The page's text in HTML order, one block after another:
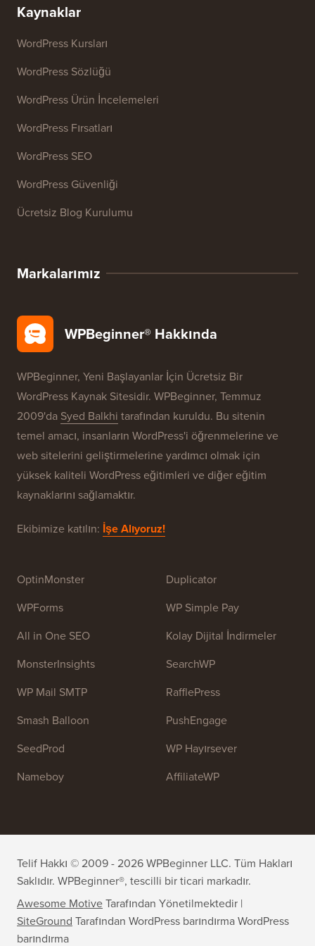
Kaynaklar
WordPress Kursları
WordPress Sözlüğü
WordPress Ürün İncelemeleri
WordPress Fırsatları
WordPress SEO
WordPress Güvenliği
Ücretsiz Blog Kurulumu
Markalarımız
WPBeginner® Hakkında
WPBeginner, Yeni Başlayanlar İçin Ücretsiz Bir
WordPress Kaynak Sitesidir. WPBeginner, Temmuz
2009'da Syed Balkhi tarafından kuruldu. Bu sitenin
temel amacı, insanların WordPress'i öğrenmelerine ve
web sitelerini geliştirmelerine yardımcı olmak için
yüksek kaliteli WordPress eğitimleri ve diğer eğitim
kaynaklarını sağlamaktır.
Ekibimize katılın: İşe Alıyoruz!
OptinMonster
WPForms
All in One SEO
MonsterInsights
WP Mail SMTP
Smash Balloon
SeedProd
Nameboy
Duplicator
WP Simple Pay
Kolay Dijital İndirmeler
SearchWP
RafflePress
PushEngage
WP Hayırsever
AffiliateWP
Telif Hakkı © 2009 - 2026 WPBeginner LLC. Tüm Hakları
Saklıdır. WPBeginner®, tescilli bir ticari markadır.
Awesome MotiveTarafından Yönetilmektedir |
SiteGround Tarafından WordPress barındırmaWordPress
barındırma